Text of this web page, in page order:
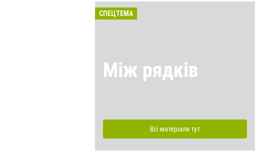
СПЕЦТЕМА
Між рядків
Всі матеріали тут